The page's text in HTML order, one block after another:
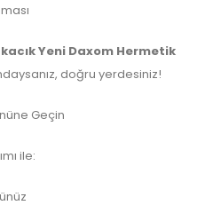
Yeni Daxom Hermetik
doğru yerdesiniz!
Geçin
ile: